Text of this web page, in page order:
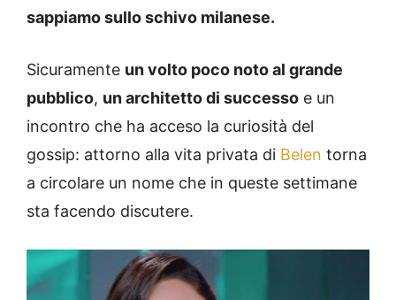
sappiamo sullo schivo milanese.
Sicuramente un volto poco noto al grande
pubblico, un architetto di successo e un
incontro che ha acceso la curiosità del
gossip: attorno alla vita privata di Belen torna
a circolare un nome che in queste settimane
sta facendo discutere.